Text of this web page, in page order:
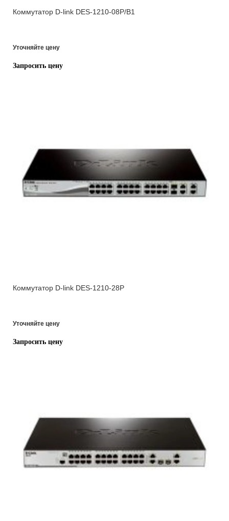
Коммутатор D-link DES-1210-08P/B1
Уточняйте цену
Запросить цену
Коммутатор D-link DES-1210-28P
Уточняйте цену
Запросить цену